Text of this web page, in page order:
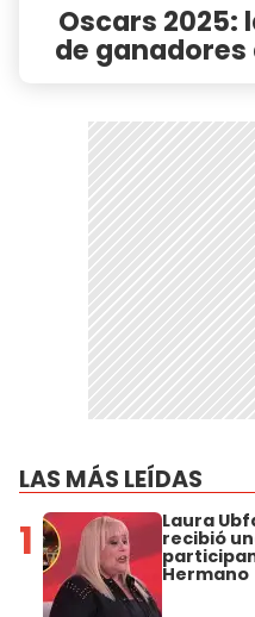
Oscars
de ganadores
LAS MÁS LEÍDAS
1 Laura
recibió
Hermano